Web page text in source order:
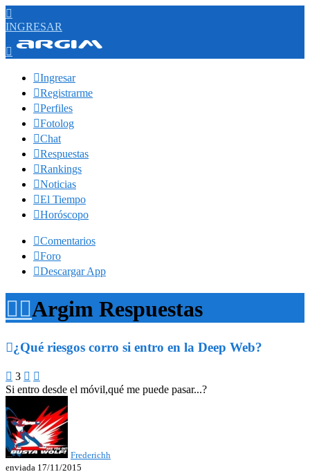

INGRESAR

Ingresar
Registrarme
Perfiles
Fotolog
Chat
Respuestas
Rankings
Noticias
El Tiempo
Horóscopo
Comentarios
Foro
Descargar App
Argim Respuestas
¿Qué riesgos corro si entro en la Deep Web?
 3  
Si entro desde el móvil,qué me puede pasar...?
Frederichh
enviada 17/11/2015